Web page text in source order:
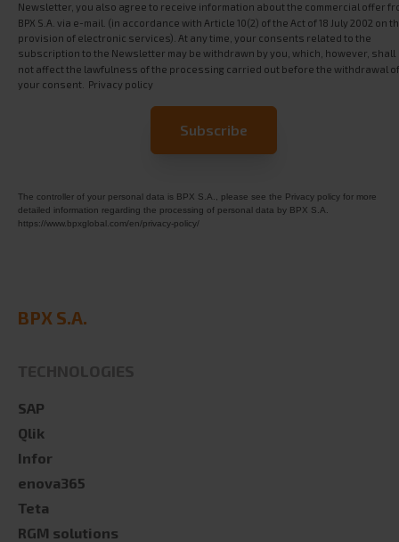
Newsletter, you also agree to receive information about the commercial offer
BPX S.A. via e-mail. (in accordance with Article 10(2) of the Act of 18 July 2002 on
provision of electronic services). At any time, your consents related to the
subscription to the Newsletter may be withdrawn by you, which, however, shall
not affect the lawfulness of the processing carried out before the withdrawal of
your consent. Privacy policy
The controller of your personal data is BPX S.A., please see the Privacy policy for more
detailed information regarding the processing of personal data by BPX S.A.
https://www.bpxglobal.com/en/privacy-policy/
BPX S.A.
SAP
Qlik
Infor
enova365
Teta
RGM solutions